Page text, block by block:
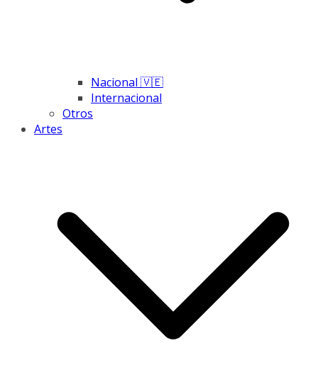
Nacional 🇻🇪
Internacional
Otros
Artes